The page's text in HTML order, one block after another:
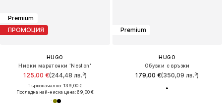
Premium
ПРОМОЦИЯ
HUGO
Ниски маратонки 'Neston'
125,00 €(244,48 лв.³)
Първоначално: 139,00 €
Последна най-ниска цена:69,00 €
Premium
HUGO
Обувки с връзки
179,00 €(350,09 лв.³)